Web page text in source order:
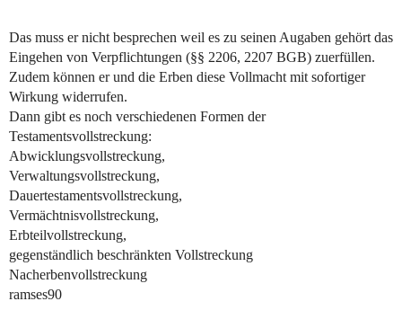
Das muss er nicht besprechen weil es zu seinen Augaben gehört das
Eingehen von Verpflichtungen (§§ 2206, 2207 BGB) zuerfüllen.
Zudem können er und die Erben diese Vollmacht mit sofortiger
Wirkung widerrufen.
Dann gibt es noch verschiedenen Formen der
Testamentsvollstreckung:
Abwicklungsvollstreckung,
Verwaltungsvollstreckung,
Dauertestamentsvollstreckung,
Vermächtnisvollstreckung,
Erbteilvollstreckung,
gegenständlich beschränkten Vollstreckung
Nacherbenvollstreckung
ramses90